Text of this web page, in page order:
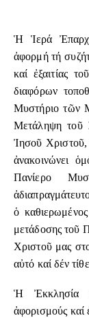
Ἡ Ἱερά
ἀφορμή τή
καί ἐξαιτίας
διαφόρων
Μυστήριο τῶν
Μετάληψη τοῦ
Ἰησοῦ Χριστοῦ,
ἀνακοινώνει
Πανίερο
ὁ
μετάδοσης τοῦ
Χριστοῦ μας
αὐτό καί δέν
Ἡ Ἐκκλησία
ἀφορισμούς καί